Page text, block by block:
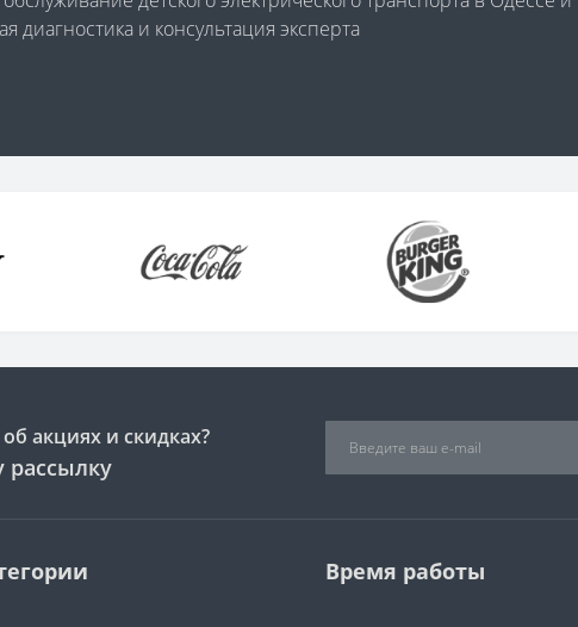
диагностика и консультация эксперта
акциях и скидках?
Время работы